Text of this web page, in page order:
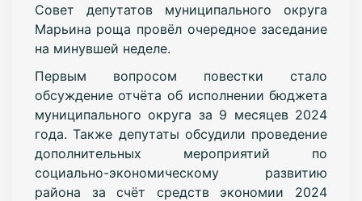
Совет депутатов муниципального округа
Марьина роща провёл очередное заседание
на минувшей неделе.
Первым вопросом повестки стало
обсуждение отчёта об исполнении бюджета
муниципального округа за 9 месяцев 2024
года. Также депутаты обсудили проведение
дополнительных мероприятий по
социально-экономическому развитию
района за счёт средств экономии 2024